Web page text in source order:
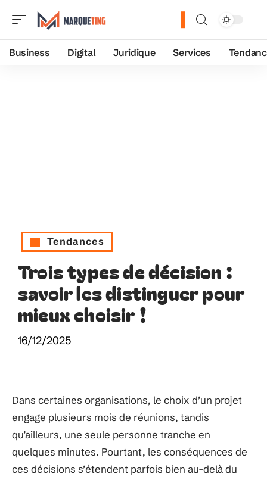
Business Digital Juridique Services
Tendances
Trois types de décision :
savoir les distinguer pour
mieux choisir !
16/12/2025
Dans certaines organisations, le choix d’un projet
engage plusieurs mois de réunions, tandis
qu’ailleurs, une seule personne tranche en
quelques minutes. Pourtant, les conséquences de
ces décisions s’étendent parfois bien au-delà du